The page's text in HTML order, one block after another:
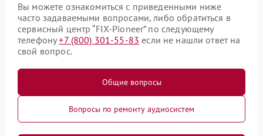
Вы можете ознакомиться с приведенными ниже
часто задаваемыми вопросами, либо обратиться в
сервисный центр “FIX-Pioneer” по следующему
телефону+7 (800) 301-55-83 если не нашли ответ на
свой вопрос.
Общие вопросы
Вопросы по ремонту аудиосистем